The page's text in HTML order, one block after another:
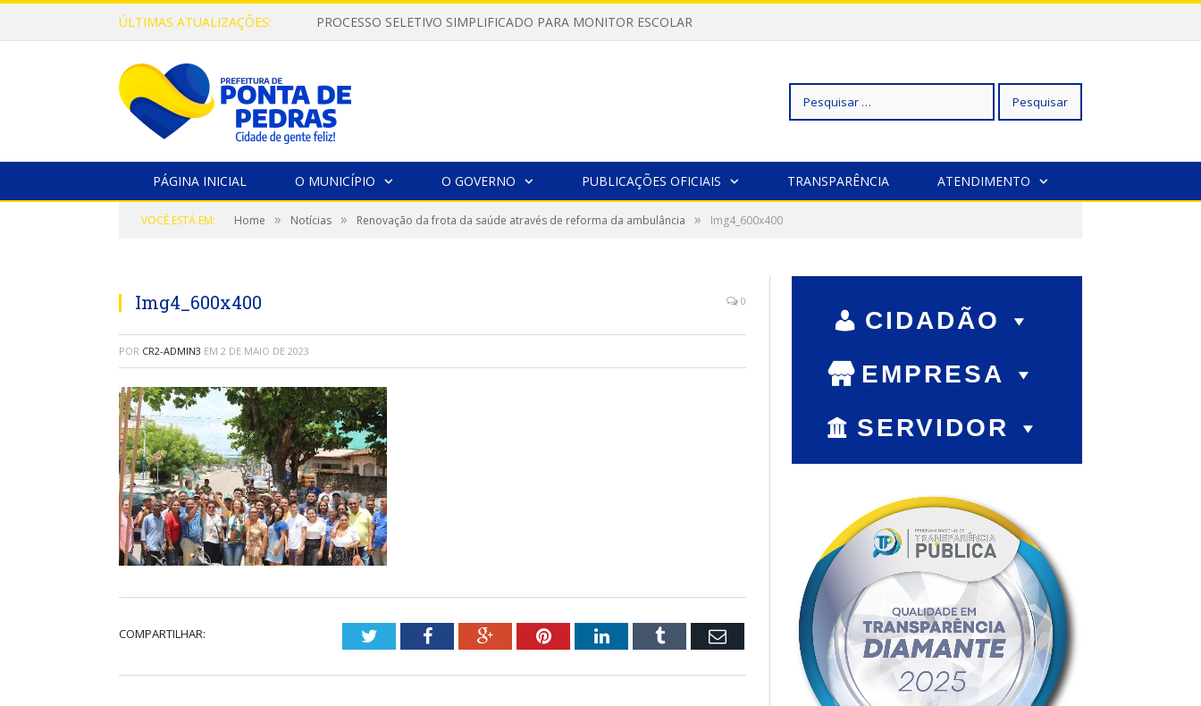
ÚLTIMAS ATUALIZAÇÕES: PROCESSO SELETIVO SIMPLIFICADO PARA MONITOR ESCOLAR
Pesquisar
PÁGINA INICIAL O MUNICÍPIO O GOVERNO PUBLICAÇÕES OFICIAIS TRANSPARÊNCIA ATENDIMENTO
VOCÊ ESTÁ EM: Home » Notícias » Renovação da frota da saúde através de reforma da ambulância » Img4_600x400
Img4_600x400 0
POR CR2-ADMIN3 EM 2 DE MAIO DE 2023
COMPARTILHAR: TwitterFacebookGoogle+PinterestLinkedInTumblr Email
CIDADÃO
EMPRESA
SERVIDOR